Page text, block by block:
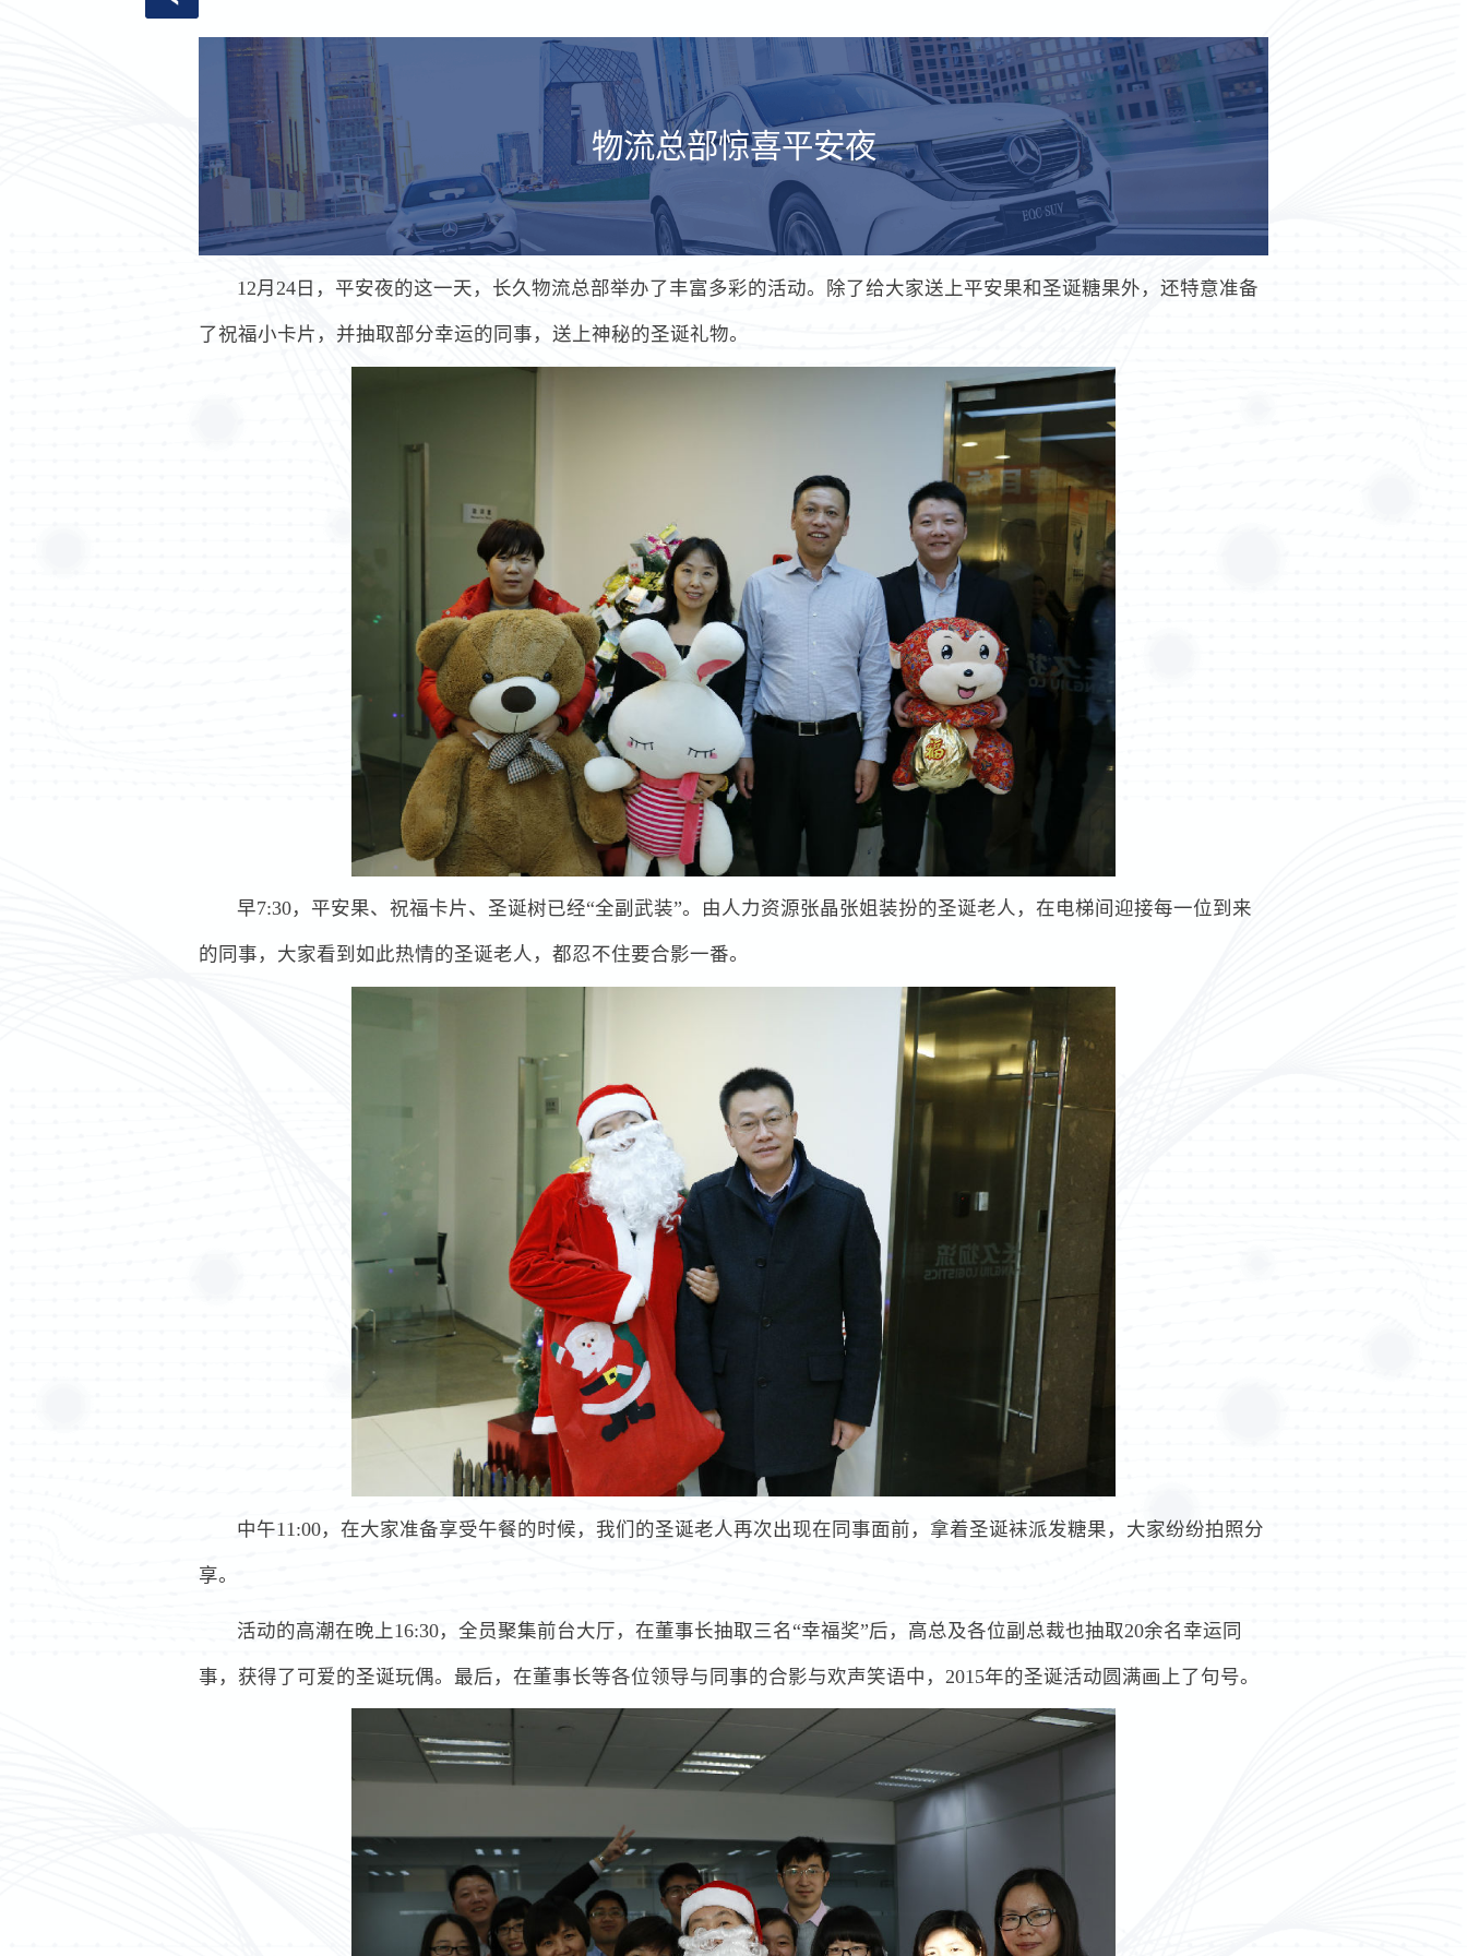
物流总部惊喜平安夜
12月24日，平安夜的这一天，长久物流总部举办了丰富多彩的活动。除了给大家送上平安果和圣诞糖果外，还特意准备
了祝福小卡片，并抽取部分幸运的同事，送上神秘的圣诞礼物。
早7:30，平安果、祝福卡片、圣诞树已经“全副武装”。由人力资源张晶张姐装扮的圣诞老人，在电梯间迎接每一位到来
的同事，大家看到如此热情的圣诞老人，都忍不住要合影一番。
中午11:00，在大家准备享受午餐的时候，我们的圣诞老人再次出现在同事面前，拿着圣诞袜派发糖果，大家纷纷拍照分
享。
活动的高潮在晚上16:30，全员聚集前台大厅，在董事长抽取三名“幸福奖”后，高总及各位副总裁也抽取20余名幸运同
事，获得了可爱的圣诞玩偶。最后，在董事长等各位领导与同事的合影与欢声笑语中，2015年的圣诞活动圆满画上了句号。